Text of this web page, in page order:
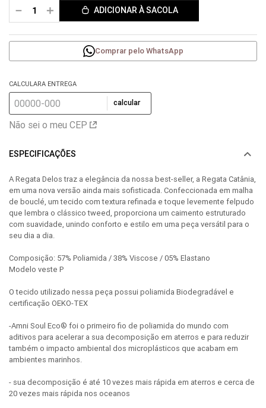
＋
－ ADICIONAR À SACOLA
Comprar pelo WhatsApp
CALCULARA ENTREGA
calcular
Não sei o meu CEP
ESPECIFICAÇÕES
A Regata Delos traz a elegância da nossa best-seller, a Regata Catânia,
em uma nova versão ainda mais sofisticada. Confeccionada em malha
de bouclé, um tecido com textura refinada e toque levemente felpudo
que lembra o clássico tweed, proporciona um caimento estruturado
com suavidade, unindo conforto e estilo em uma peça versátil para o
seu dia a dia.
Composição: 57% Poliamida / 38% Viscose / 05% Elastano
Modelo veste P
O tecido utilizado nessa peça possui poliamida Biodegradável e
certificação OEKO-TEX
-Amni Soul Eco® foi o primeiro fio de poliamida do mundo com
aditivos para acelerar a sua decomposição em aterros e para reduzir
também o impacto ambiental dos microplásticos que acabam em
ambientes marinhos.
- sua decomposição é até 10 vezes mais rápida em aterros e cerca de
20 vezes mais rápida nos oceanos